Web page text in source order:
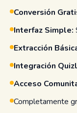
Conversión
Interfaz Simple:
Extracción
Integración
Acceso
Completamente